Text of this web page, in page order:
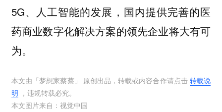
5G、人工智能的发展，国内提供完善的医
药商业数字化解决方案的领先企业将大有可
为。
本文由「梦想家蔡蔡 」 原创出品，转载或内容合作请点击 转载说
明 ，违规转载必究。
本文图片来自： 视觉中国